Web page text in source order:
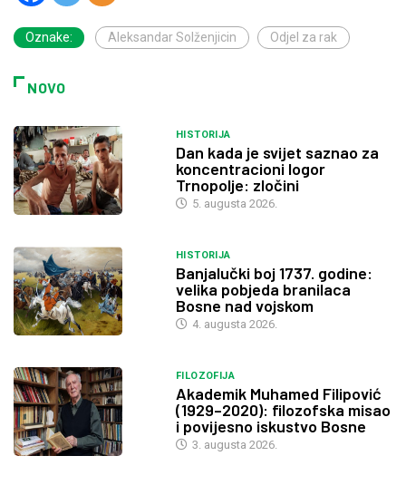
Oznake: Aleksandar Solženjicin Odjel za rak
NOVO
HISTORIJA
Dan kada je svijet saznao za
koncentracioni logor
Trnopolje: zločini
5. augusta 2026.
HISTORIJA
Banjalučki boj 1737. godine:
velika pobjeda branilaca
Bosne nad vojskom
4. augusta 2026.
FILOZOFIJA
Akademik Muhamed Filipović
(1929–2020): filozofska misao
i povijesno iskustvo Bosne
3. augusta 2026.